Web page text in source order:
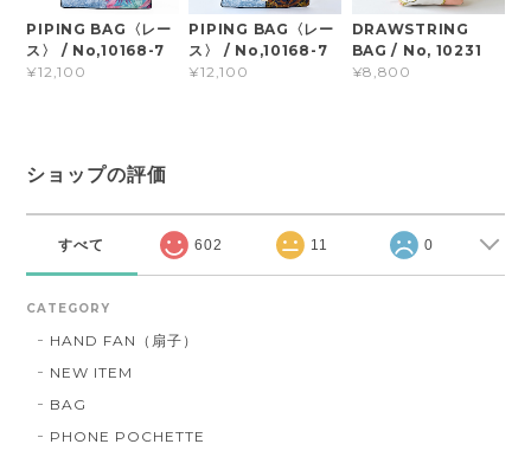
PIPING BAG〈レー
ス〉 / No,10168-7
¥12,100
PIPING BAG〈レー
ス〉 / No,10168-7
¥12,100
DRAWSTRING
BAG / No, 10231
¥8,800
ショップの評価
すべて 602 11 0
CATEGORY
HAND FAN（扇子）
NEW ITEM
BAG
PHONE POCHETTE